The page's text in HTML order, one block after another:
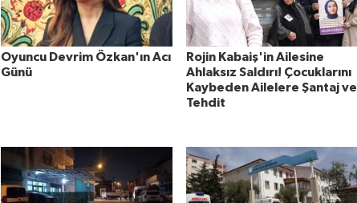
Oyuncu Devrim Özkan'ın Acı
Günü
Rojin Kabaiş'in Ailesine
Ahlaksız Saldırı! Çocuklarını
Kaybeden Ailelere Şantaj ve
Tehdit